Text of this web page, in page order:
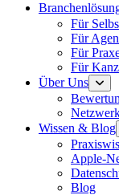
Für
Für
Für
Für
Über Uns Menü
Wissen & Blog
Apple-
Blog